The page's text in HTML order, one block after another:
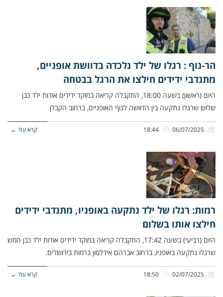
הר-נוף : רגלו של ילד נלכדה בדוושת אופניים,
מתנדבי ידידים חילצו את הרגל בבטחה
היום (ראשון) בשעה 18:00, התקבלה קריאה במוקד ידידים אודות ילד כבן
שלוש שרגלו נתקעה בין הדוושה לגוף האופניים, ברחוב הקבלן
קרא עוד ←
רמות: רגלו של ילד נתקעה באופניו, מתנדבי ידידים
חילצו אותו בשלום
היום (רביעי) בשעה 17:42, התקבלה קריאה במוקד ידידים אודות ילד כבן חמש
שרגלו נתקעה באופניו, ברחוב אברהם אידלסון ברמות בירושלים.
קרא עוד ←